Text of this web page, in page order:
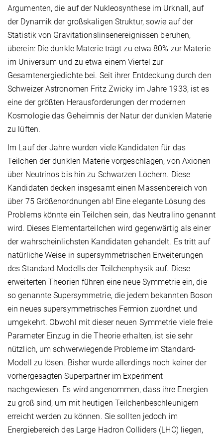
Argumenten, die auf der Nukleosynthese im Urknall, auf
der Dynamik der großskaligen Struktur, sowie auf der
Statistik von Gravitationslinsenereignissen beruhen,
überein: Die dunkle Materie trägt zu etwa 80% zur Materie
im Universum und zu etwa einem Viertel zur
Gesamtenergiedichte bei. Seit ihrer Entdeckung durch den
Schweizer Astronomen Fritz Zwicky im Jahre 1933, ist es
eine der größten Herausforderungen der modernen
Kosmologie das Geheimnis der Natur der dunklen Materie
zu lüften.
Im Lauf der Jahre wurden viele Kandidaten für das
Teilchen der dunklen Materie vorgeschlagen, von Axionen
über Neutrinos bis hin zu Schwarzen Löchern. Diese
Kandidaten decken insgesamt einen Massenbereich von
über 75 Größenordnungen ab! Eine elegante Lösung des
Problems könnte ein Teilchen sein, das Neutralino genannt
wird. Dieses Elementarteilchen wird gegenwärtig als einer
der wahrscheinlichsten Kandidaten gehandelt. Es tritt auf
natürliche Weise in supersymmetrischen Erweiterungen
des Standard-Modells der Teilchenphysik auf. Diese
erweiterten Theorien führen eine neue Symmetrie ein, die
so genannte Supersymmetrie, die jedem bekannten Boson
ein neues supersymmetrisches Fermion zuordnet und
umgekehrt. Obwohl mit dieser neuen Symmetrie viele freie
Parameter Einzug in die Theorie erhalten, ist sie sehr
nützlich, um schwerwiegende Probleme im Standard-
Modell zu lösen. Bisher wurde allerdings noch keiner der
vorhergesagten Superpartner im Experiment
nachgewiesen. Es wird angenommen, dass ihre Energien
zu groß sind, um mit heutigen Teilchenbeschleunigern
erreicht werden zu können. Sie sollten jedoch im
Energiebereich des Large Hadron Colliders (LHC) liegen,